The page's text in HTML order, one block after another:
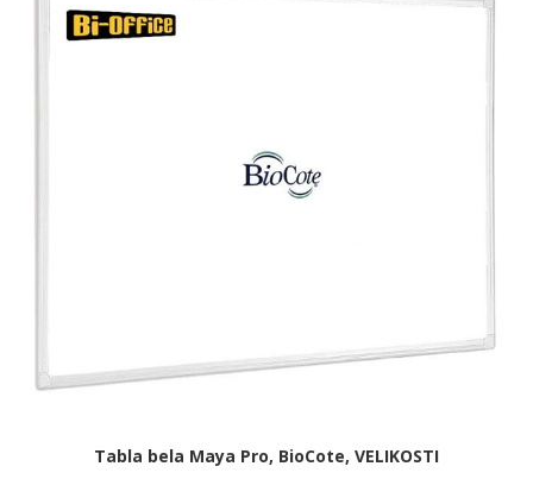
Tabla bela Maya Pro, BioCote, VELIKOSTI